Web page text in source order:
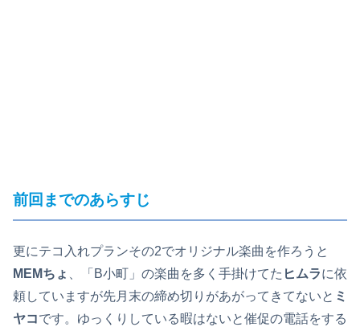
前回までのあらすじ
更にテコ入れプランその2でオリジナル楽曲を作ろうと
MEMちょ
、「B小町」の楽曲を多く手掛けてた ヒムラに依
頼していますが先月末の締め切りがあがってきてないと ミ
ヤコです。ゆっくりしている暇はないと催促の電話をする